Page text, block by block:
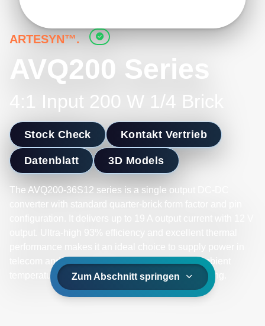
ARTESYN™.
AVQ200 Series
4:1 Input 200 W 1/4 Brick
Stock Check Kontakt Vertrieb
Datenblatt 3D Models
The AVQ200-36S12 series is a single output DC-DC
converter with standard quarter-brick form factor and pin
telecom and datacom. It can operate over an ambient
temperature range of -40˚C to +85˚C with aircooling.
Zum Abschnitt springen